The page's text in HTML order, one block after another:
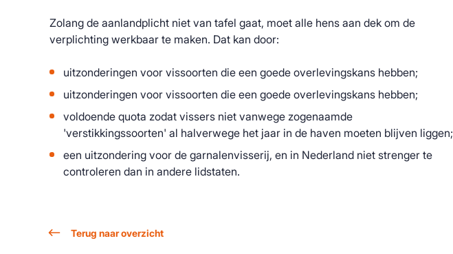
Zolang de aanlandplicht niet van tafel gaat, moet alle hens aan dek om de
verplichting werkbaar te maken. Dat kan door:
uitzonderingen voor vissoorten die een goede overlevingskans hebben;
uitzonderingen voor vissoorten die een goede overlevingskans hebben;
voldoende quota zodat vissers niet vanwege zogenaamde
'verstikkingssoorten' al halverwege het jaar in de haven moeten blijven liggen;
een uitzondering voor de garnalenvisserij, en in Nederland niet strenger te
controleren dan in andere lidstaten.
Terug naar overzicht